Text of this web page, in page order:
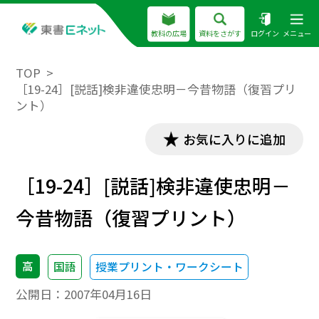
教科の広場 資料をさがす ログイン メニュー
TOP
［19-24］[説話]検非違使忠明－今昔物語（復習プリ
ント）
お気に入りに追加
［19-24］[説話]検非違使忠明－
今昔物語（復習プリント）
高 国語 授業プリント・ワークシート
公開日： 2007年04月16日